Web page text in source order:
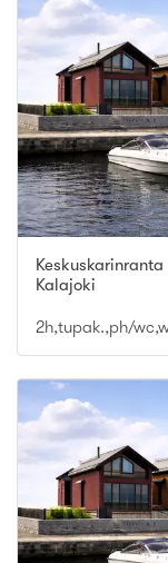
Keskuskarinranta
Kalajoki
2h,tupak.,ph/